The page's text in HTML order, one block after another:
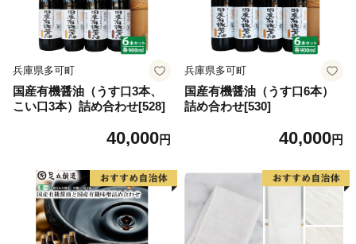
兵庫県多可町
国産有機醤油（うす口3本、
こい口3本）詰め合わせ[528]
40,000円
兵庫県多可町
国産有機醤油（うす口6本）
詰め合わせ[530]
40,000円